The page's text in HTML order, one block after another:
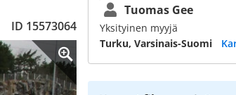
ID 15573064
Tuomas Gee
Yksityinen myyjä
Turku, Varsinais-Suomi